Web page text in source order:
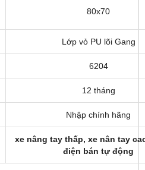
80x70
Lớp vỏ PU lõi Gang
6204
12 tháng
Nhập chính hãng
xe nâng tay thấp, xe nân tay
điện bán tự động